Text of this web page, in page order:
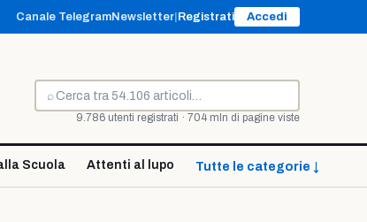
Canale TelegramNewsletter Registrati Accedi
⌕
Cerca
9.786 utenti registrati · 704 mln di pagine viste
Scuola Attenti al lupo Tutte le categorie ↓